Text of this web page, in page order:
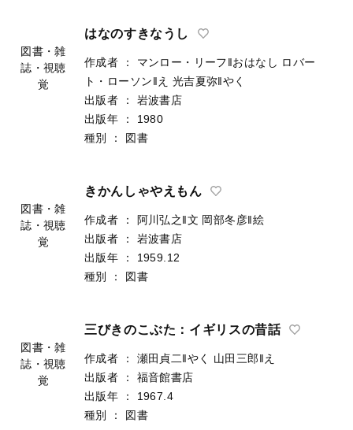
図書・雑
誌・視聴
覚
はなのすきなうし
作成者 ： マンロー・リーフ‖おはなし ロバー
ト・ローソン‖え 光吉夏弥‖やく
出版者
：
岩波書店
出版年
：
1980
種別
： 図書
図書・雑
誌・視聴
覚
きかんしゃやえもん
作成者 ： 阿川弘之‖文 岡部冬彦‖絵
出版者
：
岩波書店
出版年
：
1959.12
種別
： 図書
図書・雑
誌・視聴
覚
三びきのこぶた：イギリスの昔話
作成者 ： 瀬田貞二‖やく
山田三郎‖え
出版者
：
福音館書店
出版年
：
1967.4
種別
： 図書